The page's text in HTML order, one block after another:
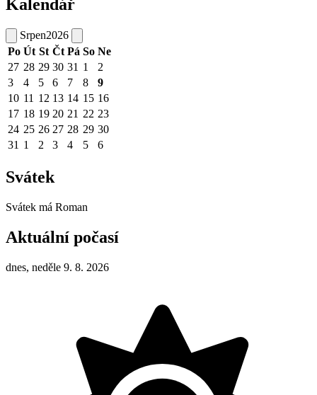
Kalendář
Srpen2026
Po Út St Čt Pá So Ne
27 28 29 30 31 1
2
3
4 5 6 7 8
9
10 11 12 13 14 15 16
17 18 19 20 21 22 23
24 25 26 27 28 29 30
31 1 2 3 4 5 6
Svátek
Svátek má Roman
Aktuální počasí
dnes, neděle 9. 8. 2026